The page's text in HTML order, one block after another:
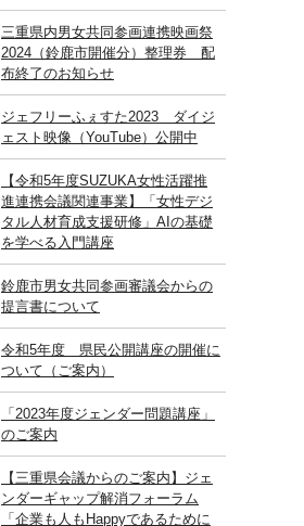
三重県内男女共同参画連携映画祭
2024（鈴鹿市開催分）整理券 配
布終了のお知らせ
ジェフリーふぇすた2023 ダイジ
ェスト映像（YouTube）公開中
【令和5年度SUZUKA女性活躍推
進連携会議関連事業】「女性デジ
タル人材育成支援研修」AIの基礎
を学べる入門講座
鈴鹿市男女共同参画審議会からの
提言書について
令和5年度 県民公開講座の開催に
ついて（ご案内）
「2023年度ジェンダー問題講座」
のご案内
【三重県会議からのご案内】ジェ
ンダーギャップ解消フォーラム
「企業も人もHappyであるために